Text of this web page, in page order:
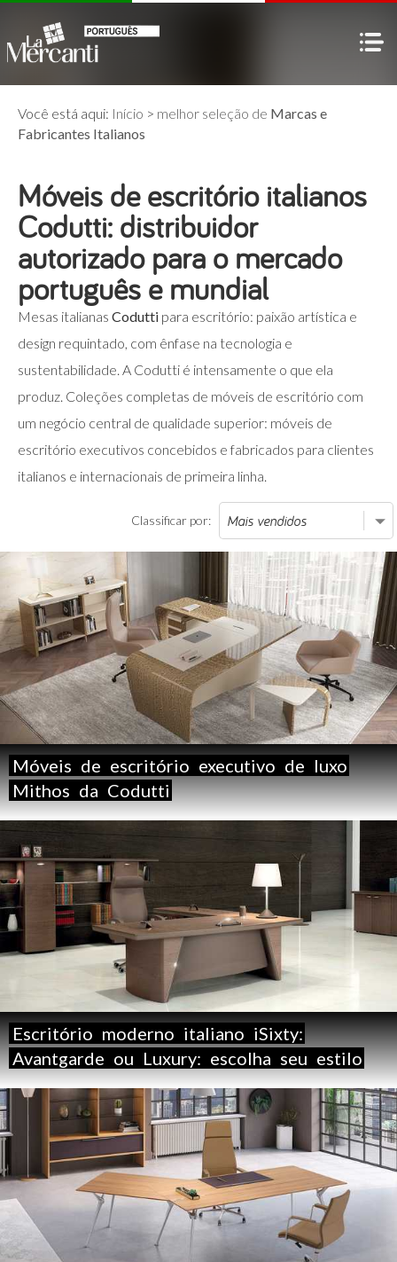
Você está aqui: Início > melhor seleção de Marcas e
Fabricantes Italianos
Móveis de escritório italianos
Codutti: distribuidor
autorizado para o mercado
português e mundial
Mesas italianas Codutti para escritório: paixão artística e
design requintado, com ênfase na tecnologia e
sustentabilidade. A Codutti é intensamente o que ela
produz. Coleções completas de móveis de escritório com
um negócio central de qualidade superior: móveis de
escritório executivos concebidos e fabricados para clientes
italianos e internacionais de primeira linha.
Classificar por:
Móveis de escritório executivo de luxo
Mithos da Codutti
Escritório moderno italiano iSixty:
Avantgarde ou Luxury: escolha seu estilo